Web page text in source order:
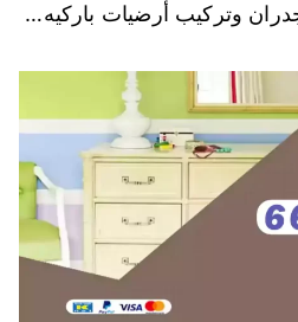
وتركيب أرضيات باركيه…